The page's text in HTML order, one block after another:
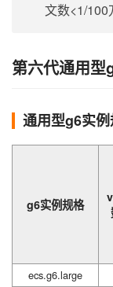
文数<1/100
第六代通用型
通用型g6实
g6实例规格
ecs.g6.large